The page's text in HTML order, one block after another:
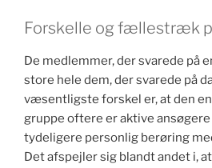
Forskelle og fællestræk
De medlemmer, der svarede på
store hele dem, der svarede på
væsentligste forskel er, at den
gruppe oftere er aktive
tydeligere personlig berøring
Det afspejler sig blandt andet i,